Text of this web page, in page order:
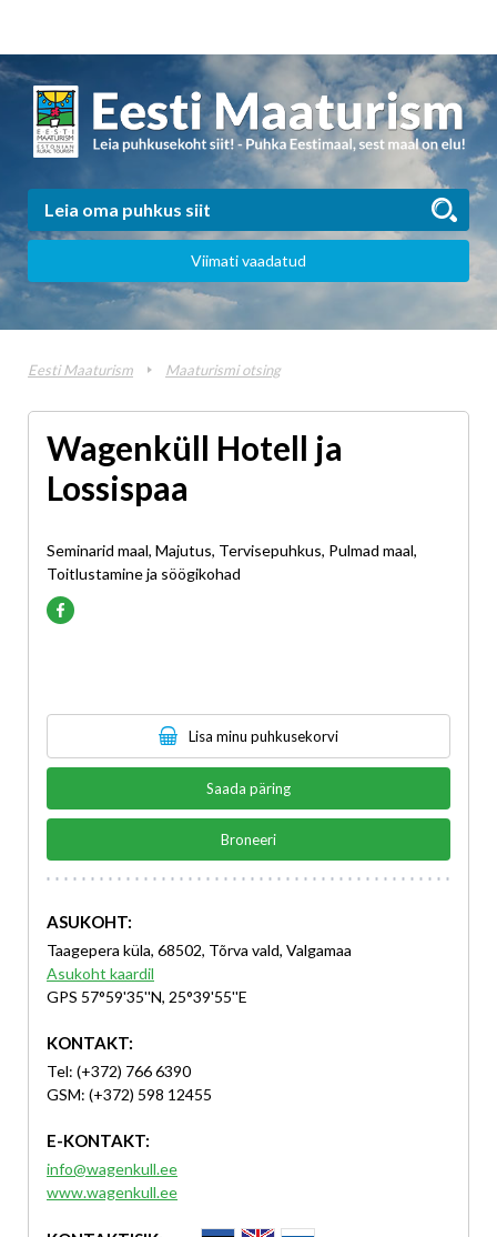
Viimati vaadatud
Eesti Maaturism Maaturismi otsing
Wagenküll Hotell ja
Lossispaa
Seminarid maal, Majutus, Tervisepuhkus, Pulmad maal,
Toitlustamine ja söögikohad
Lisa minu puhkusekorvi
Saada päring
Broneeri
ASUKOHT:
Taagepera küla, 68502, Tõrva vald, Valgamaa
Asukoht kaardil
GPS 57°59'35''N, 25°39'55''E
KONTAKT:
Tel: (+372) 766 6390
GSM: (+372) 598 12455
E-KONTAKT:
info@wagenkull.ee
www.wagenkull.ee